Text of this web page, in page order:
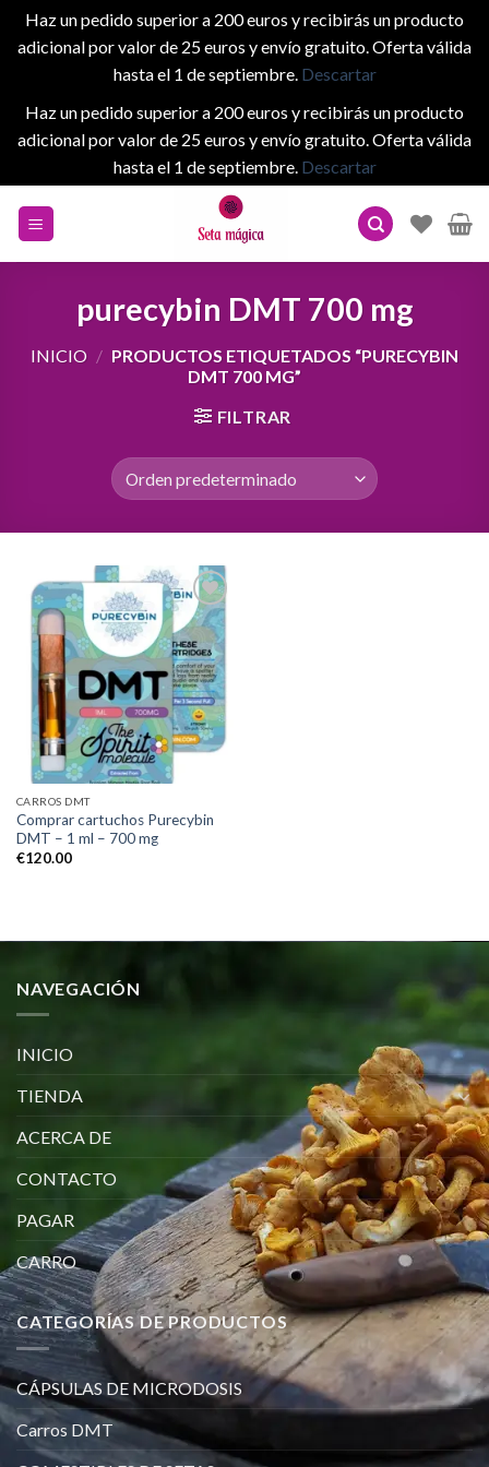
Haz un pedido superior a 200 euros y recibirás un producto
adicional por valor de 25 euros y envío gratuito. Oferta válida
hasta el 1 de septiembre. Descartar
Haz un pedido superior a 200 euros y recibirás un producto
adicional por valor de 25 euros y envío gratuito. Oferta válida
hasta el 1 de septiembre. Descartar
purecybin DMT 700 mg
INICIO / PRODUCTOS ETIQUETADOS “PURECYBIN
DMT 700 MG”
FILTRAR
Add to
wishlist
CARROS DMT
Comprar cartuchos Purecybin
DMT – 1 ml – 700 mg
€120.00
NAVEGACIÓN
INICIO
TIENDA
ACERCA DE
CONTACTO
PAGAR
CARRO
CATEGORÍAS DE PRODUCTOS
CÁPSULAS DE MICRODOSIS
Carros DMT